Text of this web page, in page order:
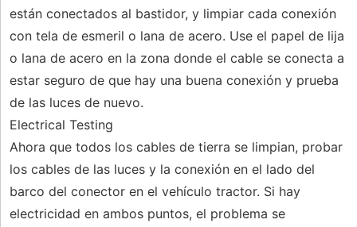
están conectados al bastidor, y limpiar cada conexión
con tela de esmeril o lana de acero. Use el papel de lija
o lana de acero en la zona donde el cable se conecta a
estar seguro de que hay una buena conexión y prueba
de las luces de nuevo.
Electrical Testing
Ahora que todos los cables de tierra se limpian, probar
los cables de las luces y la conexión en el lado del
barco del conector en el vehículo tractor. Si hay
electricidad en ambos puntos, el problema se